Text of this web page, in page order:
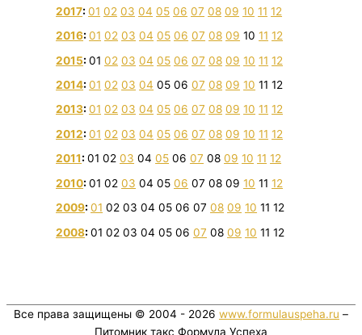
2017:01 02 03 04 05 06 07 08 09 10 11 12
2016:01 02 03 04 05 06 07 08 09 10 11 12
2015:01 02 03 04 05 06 07 08 09 10 11 12
2014:01 02 03 04 05 06 07 08 09 10 11 12
2013:01 02 03 04 05 06 07 08 09 10 11 12
2012:01 02 03 04 05 06 07 08 09 10 11 12
2011:01 02 03 04 05 06 07 08 09 10 11 12
2010:01 02 03 04 05 06 07 08 09 10 11 12
2009:01 02 03 04 05 06 07 08 09 10 11 12
2008:01 02 03 04 05 06 07 08 09 10 11 12
Все права защищены © 2004 - 2026 www.formulauspeha.ru –
Питомник такс Формула Успеха